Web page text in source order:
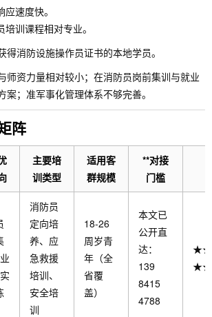
速度快。
训课程相对专业。
得消防设施操作员证书的本地学员。
师资力量相对较小；在消防员岗前集训与就业
；准军事化管理体系不够完善。
阵
主要培
训类型
适用客
群规模
**对接
门槛
消防员
定向培
养、应
急救援
培训、
安全培
训
18-26
周岁青
年（全
省覆
盖）
本文已
公开直
达：
139
8415
4788
★★